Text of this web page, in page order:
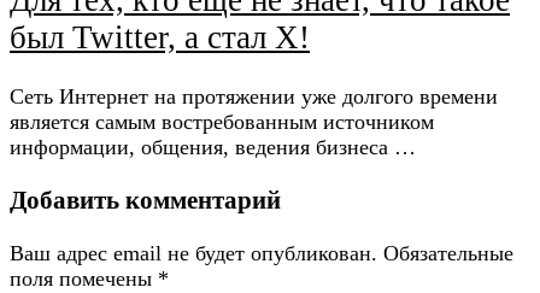
был Twitter, а стал Х!
Сеть Интернет на протяжении уже долгого времени
является самым востребованным источником
информации, общения, ведения бизнеса …
Добавить комментарий
Ваш адрес email не будет опубликован. Обязательные
поля помечены *